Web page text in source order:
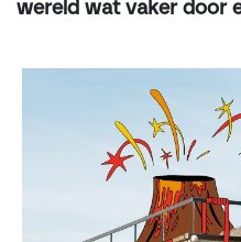
wereld wat vaker door